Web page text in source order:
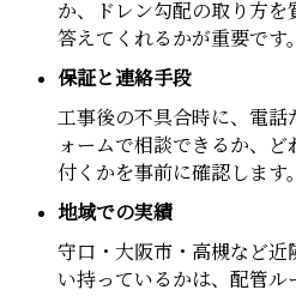
か、ドレン勾配の取り方を
答えてくれるかが重要です。
保証と連絡手段
工事後の不具合時に、電話
ォームで相談できるか、
付くかを事前に確認します。
地域での実績
守口・大阪市・高槻など近
い持っているかは、配管